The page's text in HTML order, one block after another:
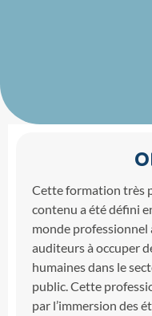
Cette formation très
contenu a été défini
monde professionnel
auditeurs à occuper
humaines dans le
public. Cette
par l’immersion des